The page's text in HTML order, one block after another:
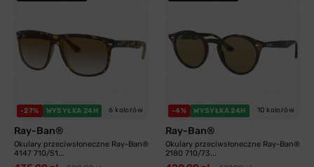
-27% WYSYŁKA 24H 6 kolorów
Ray-Ban®
Okulary przeciwsłoneczne Ray-Ban®
4147 710/51...
-4% WYSYŁKA 24H 10 kolorów
Ray-Ban®
Okulary przeciwsłoneczne Ray-Ban®
2180 710/73...